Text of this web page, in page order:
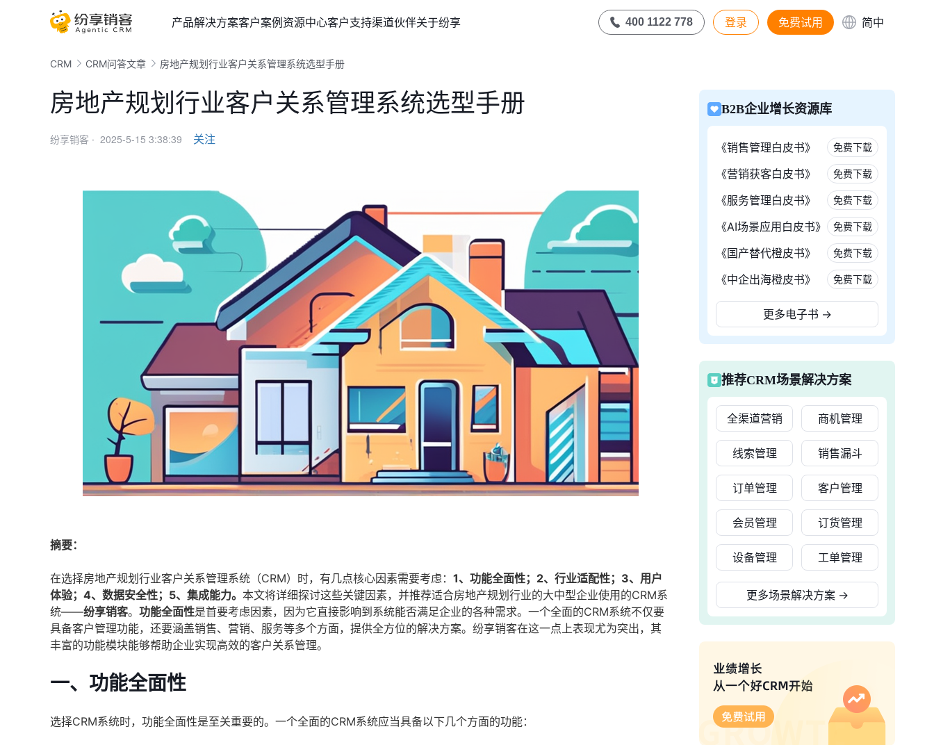
产品解决方案客户案例资源中心客户支持渠道伙伴关于纷享 400 1122 778 登录 免费试用 简中
CRM CRM问答文章 房地产规划行业客户关系管理系统选型手册
房地产规划行业客户关系管理系统选型手册
纷享销客 · 2025-5-15 3:38:39 关注
摘要：
在选择房地产规划行业客户关系管理系统（CRM）时，有几点核心因素需要考虑： 1、功能全面性；2、行业适配性；3、用户
体验；4、数据安全性；5、集成能力。 本文将详细探讨这些关键因素，并推荐适合房地产规划行业的大中型企业使用的CRM系
统——纷享销客。 功能全面性是首要考虑因素，因为它直接影响到系统能否满足企业的各种需求。一个全面的CRM系统不仅要
具备客户管理功能，还要涵盖销售、营销、服务等多个方面，提供全方位的解决方案。纷享销客在这一点上表现尤为突出，其
丰富的功能模块能够帮助企业实现高效的客户关系管理。
一、功能全面性
选择CRM系统时，功能全面性是至关重要的。一个全面的CRM系统应当具备以下几个方面的功能：
B2B企业增长资源库
《销售管理白皮书》 免费下载
《营销获客白皮书》 免费下载
《服务管理白皮书》 免费下载
《AI场景应用白皮书》 免费下载
《国产替代橙皮书》 免费下载
《中企出海橙皮书》 免费下载
更多电子书 →
推荐CRM场景解决方案
全渠道营销 商机管理
线索管理 销售漏斗
订单管理 客户管理
会员管理 订货管理
设备管理 工单管理
更多场景解决方案 →